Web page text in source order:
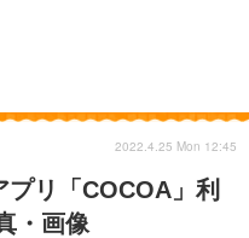
リ「COCOA」利
・画像
2022.4.25 Mon 12:45